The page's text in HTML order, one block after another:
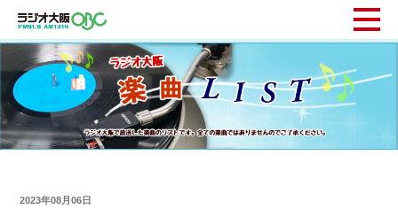
2023年08月06日